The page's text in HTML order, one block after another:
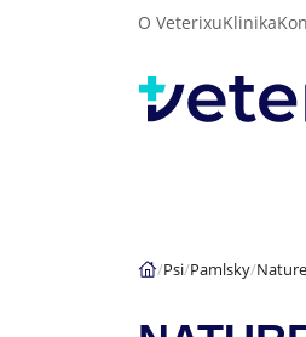
O VeterixuKlinika
Psi Pamlsky